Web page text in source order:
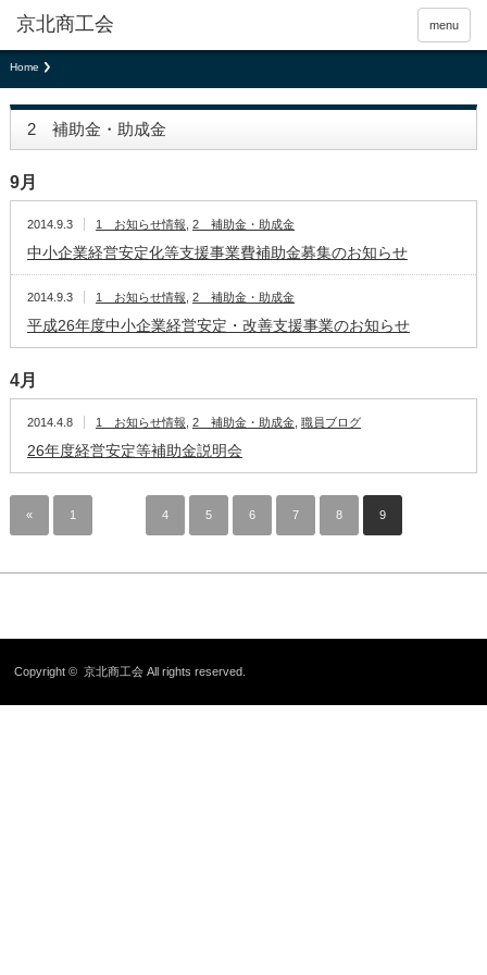
京北商工会 menu
Home
2 補助金・助成金
9月
2014.9.3 1 お知らせ情報 2 補助金・助成金
中小企業経営安定化等支援事業費補助金募集のお知らせ
2014.9.3 1 お知らせ情報 2 補助金・助成金
平成26年度中小企業経営安定・改善支援事業のお知らせ
4月
2014.4.8 1 お知らせ情報 2 補助金・助成金, 職員ブログ
26年度経営安定等補助金説明会
« 1 4 5 6 7 8 9
Copyright ©京北商工会 All rights reserved.